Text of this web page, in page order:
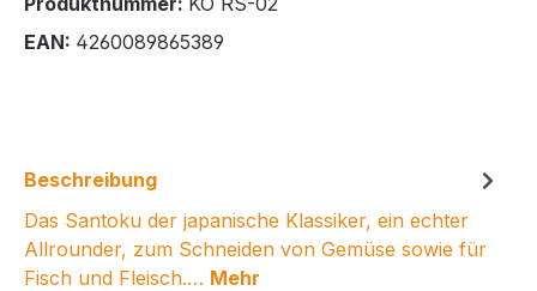
EAN: 4260089865389
Beschreibung
Das Santoku der japanische Klassiker, ein echter
Allrounder, zum Schneiden von Gemüse sowie für
Fisch und Fleisch.… Mehr